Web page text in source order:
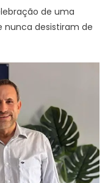
de uma
nunca desistiram de